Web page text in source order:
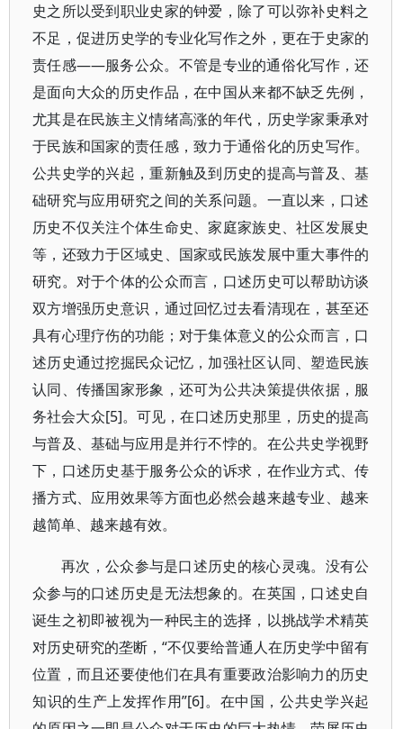
史之所以受到职业史家的钟爱，除了可以弥补史料之
不足，促进历史学的专业化写作之外，更在于史家的
责任感——服务公众。不管是专业的通俗化写作，还
是面向大众的历史作品，在中国从来都不缺乏先例，
尤其是在民族主义情绪高涨的年代，历史学家秉承对
于民族和国家的责任感，致力于通俗化的历史写作。
公共史学的兴起，重新触及到历史的提高与普及、基
础研究与应用研究之间的关系问题。一直以来，口述
历史不仅关注个体生命史、家庭家族史、社区发展史
等，还致力于区域史、国家或民族发展中重大事件的
研究。对于个体的公众而言，口述历史可以帮助访谈
双方增强历史意识，通过回忆过去看清现在，甚至还
具有心理疗伤的功能；对于集体意义的公众而言，口
述历史通过挖掘民众记忆，加强社区认同、塑造民族
认同、传播国家形象，还可为公共决策提供依据，服
务社会大众[5]。可见，在口述历史那里，历史的提高
与普及、基础与应用是并行不悖的。在公共史学视野
下，口述历史基于服务公众的诉求，在作业方式、传
播方式、应用效果等方面也必然会越来越专业、越来
越简单、越来越有效。
再次，公众参与是口述历史的核心灵魂。没有公
众参与的口述历史是无法想象的。在英国，口述史自
诞生之初即被视为一种民主的选择，以挑战学术精英
对历史研究的垄断，“不仅要给普通人在历史学中留有
位置，而且还要使他们在具有重要政治影响力的历史
知识的生产上发挥作用”[6]。在中国，公共史学兴起